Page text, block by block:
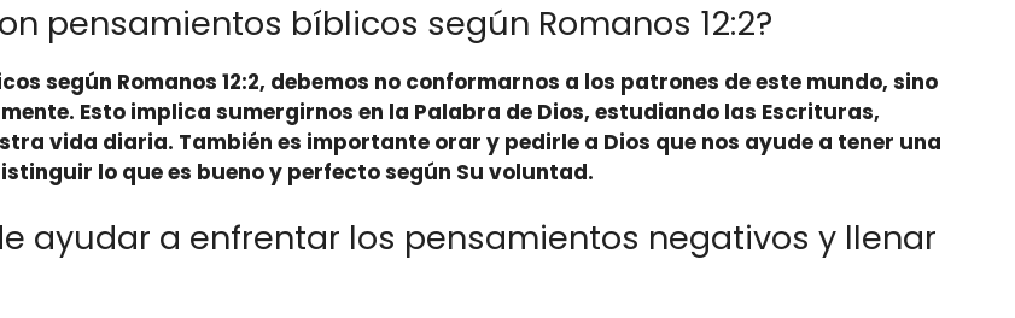
pensamientos bíblicos según Romanos 12:2?
según Romanos 12:2, debemos no conformarnos a los patrones de este mundo, sino
Esto implica sumergirnos en la Palabra de Dios, estudiando las Escrituras,
vida diaria. También es importante orar y pedirle a Dios que nos ayude a tener una
lo que es bueno y perfecto según Su voluntad.
ayudar a enfrentar los pensamientos negativos y llenar